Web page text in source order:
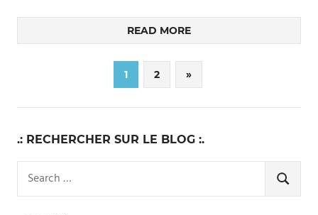
READ MORE
des
publications
1 2
Next
Posts
»
.: RECHERCHER SUR LE BLOG :.
for:
SEARCH